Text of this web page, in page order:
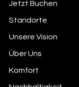
Jetzt Buchen
Standorte
Unsere Vision
Über Uns
Komfort